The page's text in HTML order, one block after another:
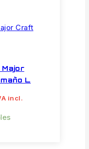
Major
L
incl.